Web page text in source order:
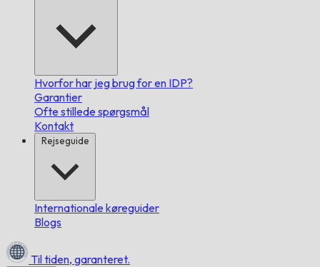
Hvorfor har jeg brug for en IDP?
Garantier
Ofte stillede spørgsmål
Kontakt
Rejseguide
Internationale køreguider
Blogs
Til tiden, garanteret.